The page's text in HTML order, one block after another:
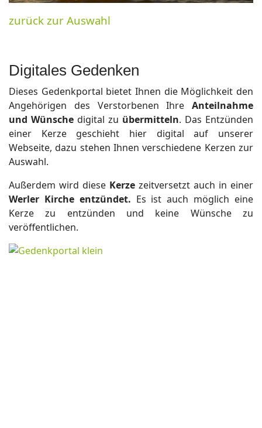
zurück zur Auswahl
Digitales Gedenken
Dieses Gedenkportal bietet Ihnen die Möglichkeit den
Angehörigen des Verstorbenen Ihre Anteilnahme
und Wünsche digital zu übermitteln. Das Entzünden
einer Kerze geschieht hier digital auf unserer
Webseite, dazu stehen Ihnen verschiedene Kerzen zur
Auswahl.
Außerdem wird diese Kerze zeitversetzt auch in einer
Werler Kirche entzündet. Es ist auch möglich eine
Kerze zu entzünden und keine Wünsche zu
veröffentlichen.